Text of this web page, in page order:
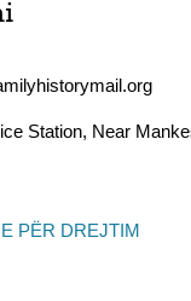
Station, Near
PËR DREJTIM